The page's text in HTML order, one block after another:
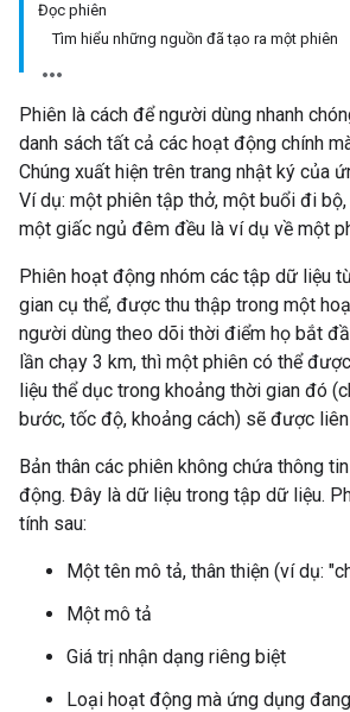
Đọc phiên
Tìm hiểu những nguồn đã tạo ra một phiên
Phiên là cách để người dùng nhanh
danh sách tất cả các hoạt động chính
Chúng xuất hiện trên trang nhật ký của
Ví dụ: một phiên tập thở, một buổi đi
một giấc ngủ đêm đều là ví dụ về một
Phiên hoạt động nhóm các tập dữ liệu
gian cụ thể, được thu thập trong một
người dùng theo dõi thời điểm họ bắt
lần chạy 3 km, thì một phiên có thể
liệu thể dục trong khoảng thời gian đó
bước, tốc độ, khoảng cách) sẽ được
Bản thân các phiên không chứa thông
động. Đây là dữ liệu trong tập dữ liệu.
tính sau:
Một tên mô tả, thân thiện (ví dụ:
Một mô tả
Giá trị nhận dạng riêng biệt
Loại hoạt động mà ứng dụng